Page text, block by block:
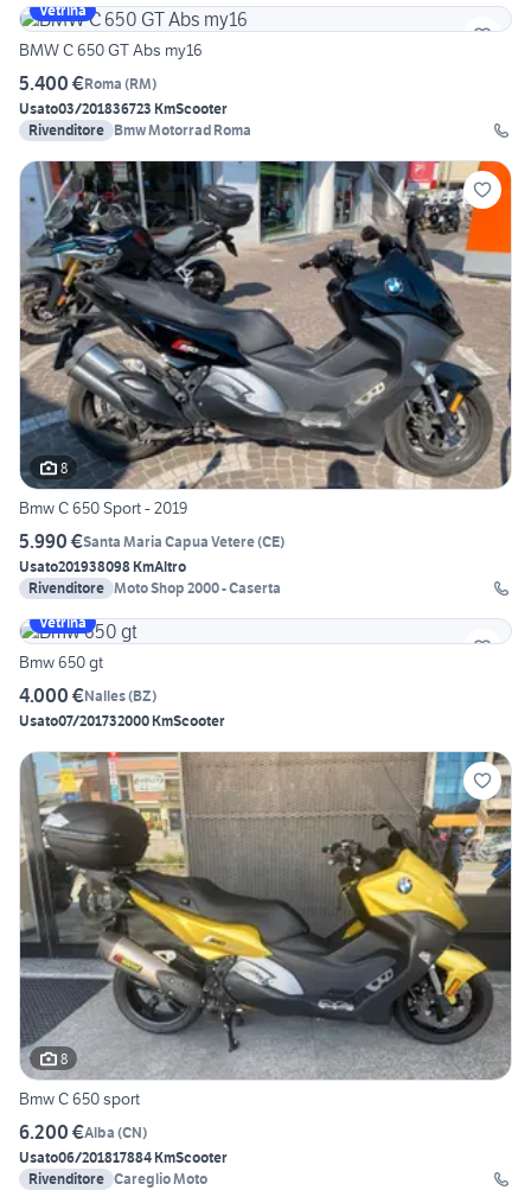
Vetrina
BMW C 650 GT Abs my16
5.400 €Roma (RM)
Usato03/201836723 KmScooter
Rivenditore Bmw Motorrad Roma
8
Bmw C 650 Sport - 2019
5.990 €Santa Maria Capua Vetere(CE)
Usato201938098 KmAltro
Rivenditore Moto Shop 2000 - Caserta
Vetrina
Bmw 650 gt
4.000 €Nalles(BZ)
Usato07/201732000 KmScooter
8
Bmw C 650 sport
6.200 €Alba (CN)
Usato06/201817884 KmScooter
Rivenditore Careglio Moto